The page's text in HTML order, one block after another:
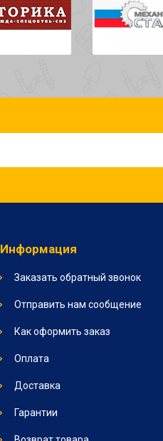
Информация
Заказать обратный звонок
Отправить нам сообщение
Как оформить заказ
Оплата
Доставка
Гарантии